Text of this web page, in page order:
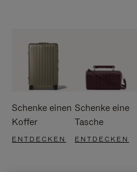
Schenke einen
Koffer
ENTDECKEN
Schenke eine
Tasche
ENTDECKEN